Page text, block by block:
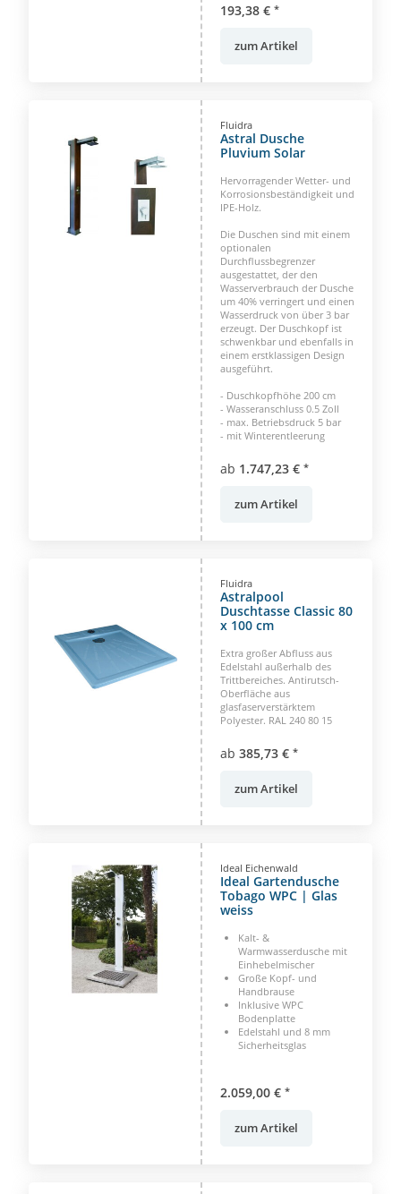
193,38 € *
zum Artikel
Fluidra
Astral Dusche
Pluvium Solar
Hervorragender Wetter- und
Korrosionsbeständigkeit und
IPE-Holz.
Die Duschen sind mit einem
optionalen
Durchflussbegrenzer
ausgestattet, der den
Wasserverbrauch der Dusche
um 40% verringert und einen
Wasserdruck von über 3 bar
erzeugt. Der Duschkopf ist
schwenkbar und ebenfalls in
einem erstklassigen Design
ausgeführt.
- Duschkopfhöhe 200 cm
- Wasseranschluss 0.5 Zoll
- max. Betriebsdruck 5 bar
- mit Winterentleerung
ab 1.747,23 € *
zum Artikel
Fluidra
Astralpool
Duschtasse Classic 80
x 100 cm
Extra großer Abfluss aus
Edelstahl außerhalb des
Trittbereiches. Antirutsch-
Oberfläche aus
glasfaserverstärktem
Polyester. RAL 240 80 15
ab 385,73 € *
zum Artikel
Ideal Eichenwald
Ideal Gartendusche
Tobago WPC | Glas
weiss
Kalt- &
Warmwasserdusche mit
Einhebelmischer
Große Kopf- und
Handbrause
Inklusive WPC
Bodenplatte
Edelstahl und 8 mm
Sicherheitsglas
2.059,00 € *
zum Artikel